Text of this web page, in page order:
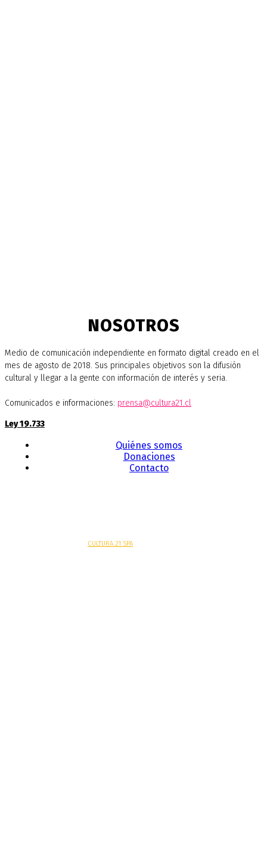
NOSOTROS
Medio de comunicación independiente en formato digital creado en el
mes de agosto de 2018. Sus principales objetivos son la difusión
cultural y llegar a la gente con información de interés y seria.
Comunicados e informaciones: prensa@cultura21.cl
Ley 19.733
Quiénes somos
Donaciones
Contacto
CULTURA 21 SPA